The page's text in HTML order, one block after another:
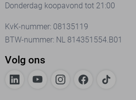
Donderdag koopavond tot 21:00
KvK-nummer: 08135119
BTW-nummer: NL 814351554.B01
Volg ons